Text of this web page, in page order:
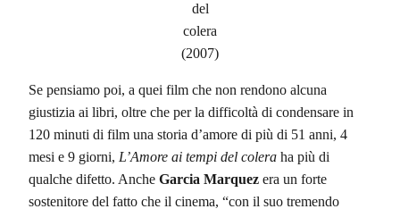
del
colera
(2007)
Se pensiamo poi, a quei film che non rendono alcuna
giustizia ai libri, oltre che per la difficoltà di condensare in
120 minuti di film una storia d’amore di più di 51 anni, 4
mesi e 9 giorni, L’Amore ai tempi del colera ha più di
qualche difetto. Anche Garcia Marquez era un forte
sostenitore del fatto che il cinema, “con il suo tremendo